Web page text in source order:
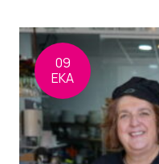
09
EKA